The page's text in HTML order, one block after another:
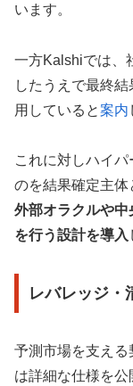
います。
一方Kalshiでは、
したうえで最終
用していると案内
これに対しハイ
のを結果確定主体
外部オラクルや
を行う設計を導入
レバレッジ・
予測市場を支える
は詳細な仕様を公